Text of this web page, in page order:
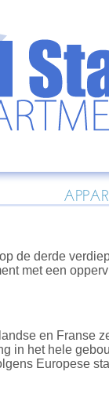
de derde
met een
en Franse
in het hele
Europese